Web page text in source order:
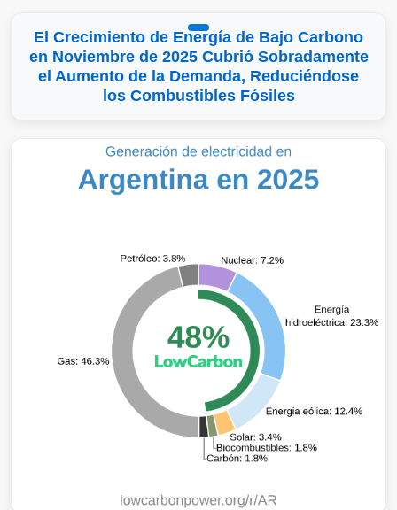
El Crecimiento de Energía de Bajo Carbono
en Noviembre de 2025 Cubrió Sobradamente
el Aumento de la Demanda, Reduciéndose
los Combustibles Fósiles